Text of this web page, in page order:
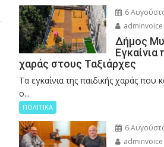
6
adminvoice
Δήμος
Εγκαίνια
χαράς στους Ταξιάρχες
Tα εγκαίνια της παιδικής χαράς που
ο...
ΠΟΛΙΤΙΚΑ
6
adminvoice